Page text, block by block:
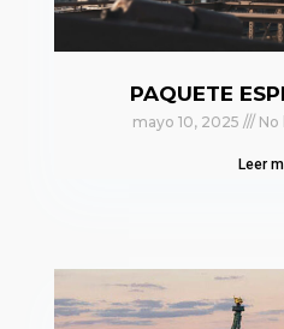
PAQUETE
mayo 10, 2025 No
Leer